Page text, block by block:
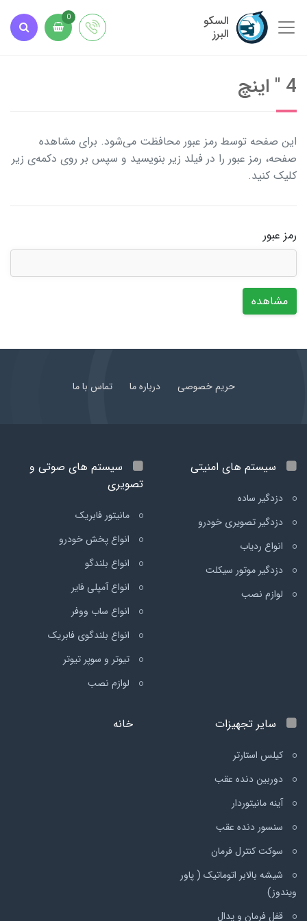
السکو
البرز
0
4 " اینچ
این صفحه توسط رمز عبور محافظت می‌شود. برای مشاهده
صفحه، رمز عبور را در فیلد زیر بنویسید و سپس بر روی دکمه‌ی زیر
کلیک کنید.
رمز عبور
مشاهده
حریم خصوصی درباره ما تماس با ما
سیستم های امنیتی
دزدگیر ساده
دزدگیر تصویری خودرو
انواع ردیاب
دزدگیر موتور سیکلت
لوازم نصب
سیستم های صوتی و
تصویری
مانیتور فابریک
انواع پخش خودرو
انواع بلندگو
انواع آمپلی فایر
انواع ساب ووفر
انواع بلندگوی فابریک
تیوتر و سوپر تیوتر
لوازم نصب
سایر تجهیزات
کیلس استارتر
دوربین دنده عقب
آینه مانیتوردار
سنسور دنده عقب
سوکت کنترل فرمان
شیشه بالابر اتوماتیک ( پاور
ویندوز)
قفل فرمان و پدال
خانه